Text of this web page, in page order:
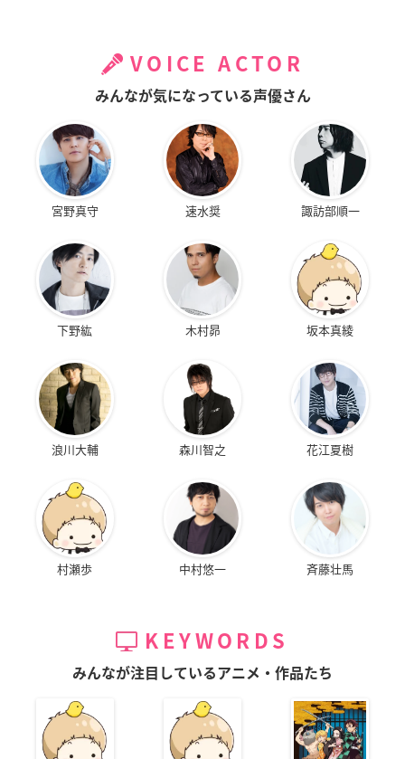
VOICE ACTOR
みんなが気になっている声優さん
宮野真守 速水奨 諏訪部順一
下野紘 木村昴 坂本真綾
浪川大輔 森川智之 花江夏樹
村瀬歩 中村悠一 斉藤壮馬
KEYWORDS
みんなが注目しているアニメ・作品たち